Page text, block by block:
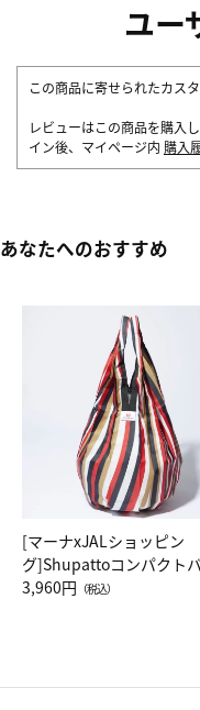
ユー
この商品に寄せられたカス
レビューはこの商品を購入
イン後、マイページ内 購入
あなたへのおすすめ
[マーナxJALショッピン
グ]Shupattoコンパクト
Drop JAL客室乗務員（LC
3,960円 （税込）